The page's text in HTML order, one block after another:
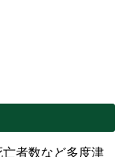
者数など多度津